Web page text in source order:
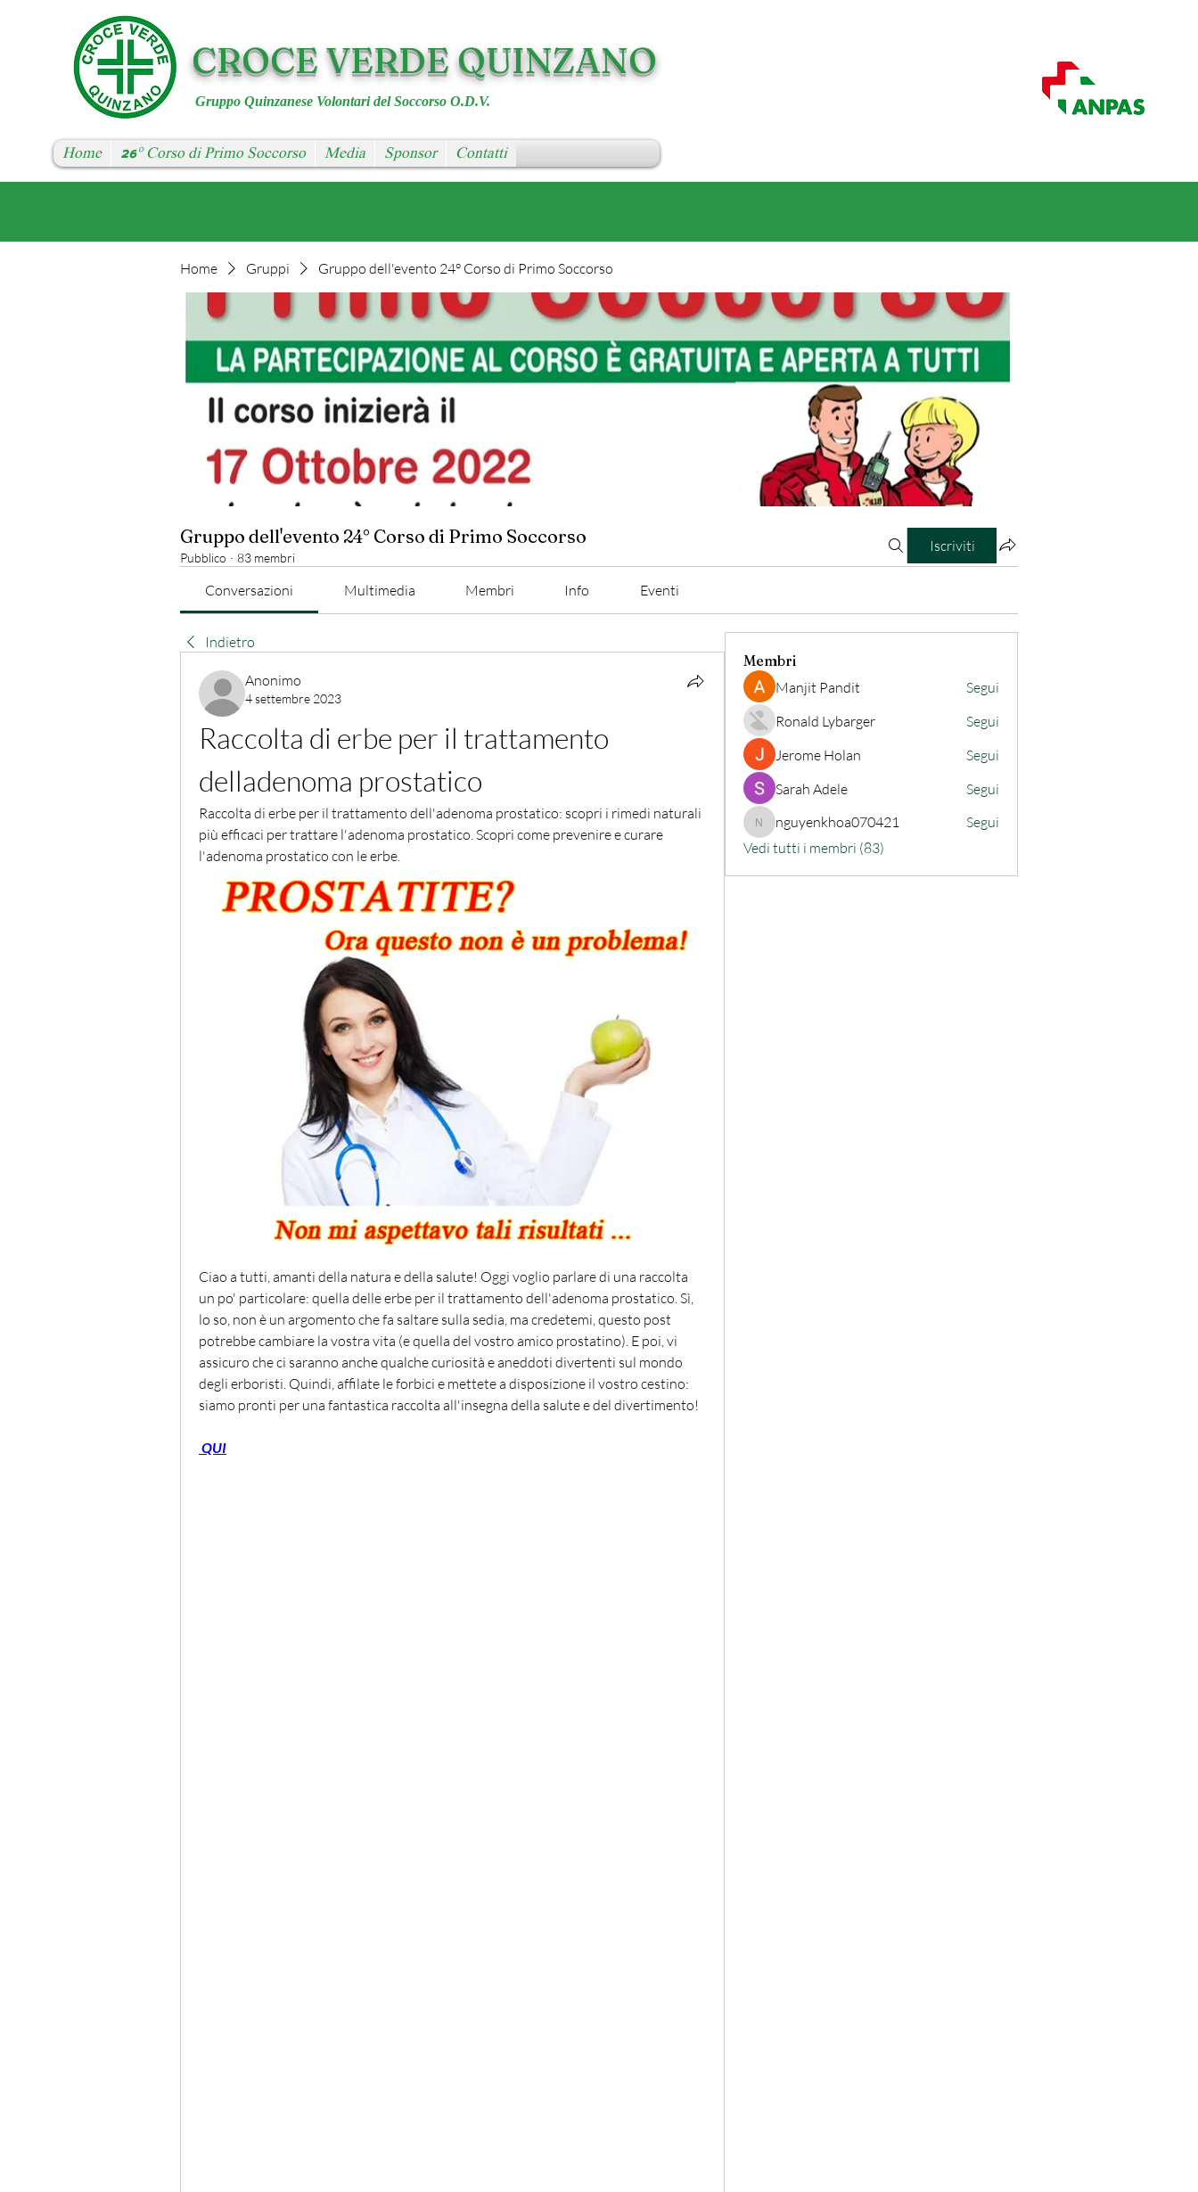
CROCE VERDE QUINZANO
Gruppo Quinzanese Volontari del Soccorso O.D.V.
Home 26° Corso di Primo Soccorso Media Sponsor Contatti
Home Gruppi Gruppo dell'evento 24° Corso di Primo Soccorso
Gruppo dell'evento 24° Corso di Primo Soccorso
Pubblico · 83 membri
Iscriviti
Conversazioni Multimedia Membri Info Eventi
Indietro
Anonimo
4 settembre 2023
Raccolta di erbe per il trattamento
delladenoma prostatico
Raccolta di erbe per il trattamento dell'adenoma prostatico: scopri i rimedi naturali
più efficaci per trattare l'adenoma prostatico. Scopri come prevenire e curare
l'adenoma prostatico con le erbe.
Ciao a tutti, amanti della natura e della salute! Oggi voglio parlare di una raccolta
un po' particolare: quella delle erbe per il trattamento dell'adenoma prostatico. Sì,
lo so, non è un argomento che fa saltare sulla sedia, ma credetemi, questo post
potrebbe cambiare la vostra vita (e quella del vostro amico prostatino). E poi, vi
assicuro che ci saranno anche qualche curiosità e aneddoti divertenti sul mondo
degli erboristi. Quindi, affilate le forbici e mettete a disposizione il vostro cestino:
siamo pronti per una fantastica raccolta all'insegna della salute e del divertimento!
QUI
Membri
Manjit Pandit
Segui
Ronald Lybarger
Segui
Jerome Holan
Segui
Sarah Adele
Segui
nguyenkhoa070421
nguyenkhoa070421
Segui
Vedi tutti i membri (83)